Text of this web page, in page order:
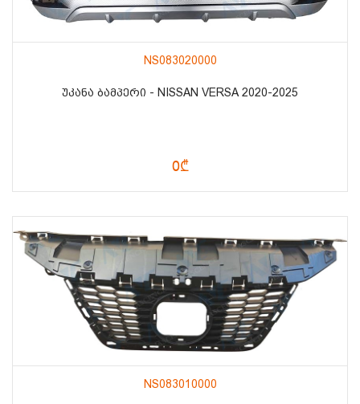
NS083020000
ᲣᲙᲐᲜᲐ ᲑᲐᲛᲞᲔᲠᲘ - NISSAN VERSA 2020-2025
0₾
NS083010000